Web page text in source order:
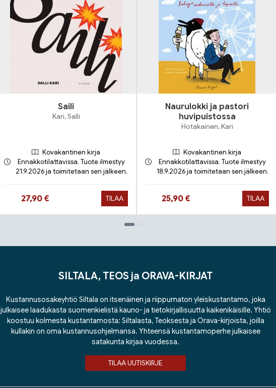
Saili
Kari, Salli
Kovakantinen kirja
Ennakkotilattavissa. Tuote ilmestyy
21.9.2026 ja toimitetaan sen jälkeen.
Hinta nyt
27,90 € TILAA
Naurulokki ja pastori
huvipuistossa
Hotakainen, Kari
Kovakantinen kirja
Ennakkotilattavissa. Tuote ilmestyy
18.9.2026 ja toimitetaan sen jälkeen.
Hinta nyt
25,90 € TILAA
SILTALA, TEOS ja ORAVA-KIRJAT
Kustannusosakeyhtiö Siltala on itsenäinen ja riippumaton yleiskustantamo, joka
julkaisee laadukasta suomenkielistä kauno- ja tietokirjallisuutta kaikenikäisille. Yhtiö
koostuu kolmesta kustantamosta: Siltalasta, Teoksesta ja Orava-kirjoista, joilla
kullakin on oma kustannusohjelmansa. Yhteensä kustantamoperhe julkaisee
satakunta kirjaa vuodessa.
TILAA UUTISKIRJE